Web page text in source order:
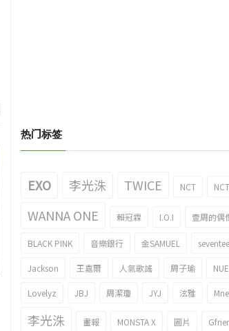
話題
SHINee
热门标签
EXO 李光洙 TWICE NCT
WANNA ONE 賴冠霖 I.O.I 壹周的偶
BLACK PINK 音樂銀行 金SAMUEL
Jackson 王嘉爾 人氣歌謠 周子瑜
Lovelyz JBJ 周潔瓊 JYJ 泫雅
李光洙 畫報 MONSTA X 圖片